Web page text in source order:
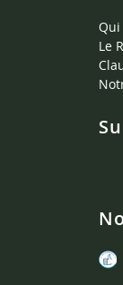
Le